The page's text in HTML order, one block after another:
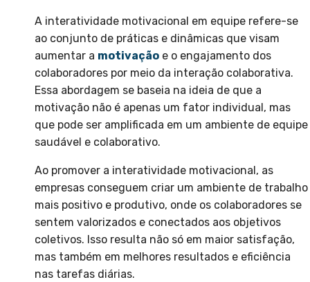
A interatividade motivacional em equipe refere-se
ao conjunto de práticas e dinâmicas que visam
aumentar a motivação e o engajamento dos
colaboradores por meio da interação colaborativa.
Essa abordagem se baseia na ideia de que a
motivação não é apenas um fator individual, mas
que pode ser amplificada em um ambiente de equipe
saudável e colaborativo.
Ao promover a interatividade motivacional, as
empresas conseguem criar um ambiente de trabalho
mais positivo e produtivo, onde os colaboradores se
sentem valorizados e conectados aos objetivos
coletivos. Isso resulta não só em maior satisfação,
mas também em melhores resultados e eficiência
nas tarefas diárias.